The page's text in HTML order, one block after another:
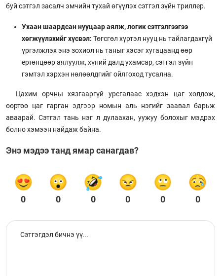
буй сэтгэл засалч эмчийн тухай өгүүлэх сэтгэл зүйн триллер.
Ухаан шаардсан нууцаар аялж, логик сэтгэлгээгээ
хөгжүүлэхийг хүсвэл: Төгсгөл хүртэл нууц нь тайлагдахгүй
үргэлжлэх энэ зохиол нь таныг хэсэг хугацаанд өөр
ертөнцөөр аялуулж, хүний далд ухамсар, сэтгэл зүйн
гэмтэл хэрхэн нөлөөлдгийг ойлгоход тусална.
Цахим орчны хязгааргүй урсгалаас хэдхэн цаг холдож,
өөртөө цаг гарган эдгээр номын аль нэгийг заавал барьж
аваарай. Сэтгэл тань нэг л дулаахан, уужуу болохыг мэдрэх
болно хэмээн найдаж байна.
Энэ мэдээ танд ямар санагдав?
0 0 0 0 0 0